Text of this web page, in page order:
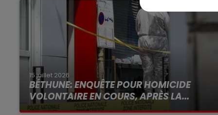
15 juillet 2026
BÉTHUNE: ENQUÊTE POUR HOMICIDE
VOLONTAIRE EN COURS, APRÈS LA...
Selon les premiers éléments, le logement